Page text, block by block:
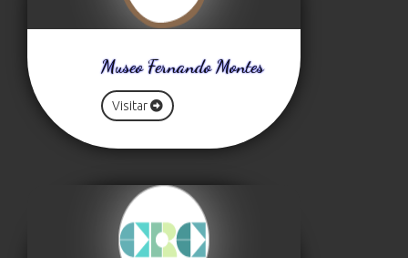
Museo Fernando Montes
Visitar